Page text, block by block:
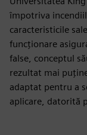
împotriva
caracteristicile
funcționare
false, conceptul
rezultat mai
adaptat pentru a
aplicare, datorită